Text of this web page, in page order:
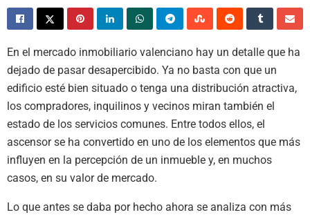
En el mercado inmobiliario valenciano hay un detalle que ha
dejado de pasar desapercibido. Ya no basta con que un
edificio esté bien situado o tenga una distribución atractiva,
los compradores, inquilinos y vecinos miran también el
estado de los servicios comunes. Entre todos ellos, el
ascensor se ha convertido en uno de los elementos que más
influyen en la percepción de un inmueble y, en muchos
casos, en su valor de mercado.
Lo que antes se daba por hecho ahora se analiza con más